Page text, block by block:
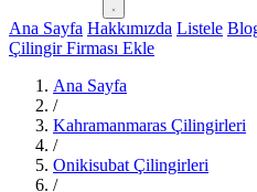
Ana Sayfa Hakkımızda Listele
Çilingir Firması Ekle
Ana Sayfa
/
Kahramanmaras Çilingirleri
/
Onikisubat Çilingirleri
/